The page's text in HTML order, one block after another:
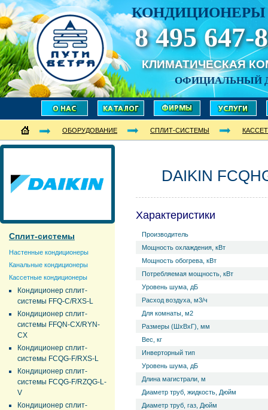
КОНДИЦИОНЕРЫ
8 495 647-
КЛИМАТИЧЕСКАЯ
ОФИЦИАЛЬНЫЙ
ОБОРУДОВАНИЕ СПЛИТ-СИСТЕМЫ
Сплит-системы
Настенные кондиционеры
Канальные кондиционеры
Кассетные кондиционеры
Кондиционер сплит-
системы FFQ-C/RXS-L
Кондиционер сплит-
системы FFQN-CX/RYN-
CX
Кондиционер сплит-
системы FCQG-F/RXS-L
Кондиционер сплит-
системы FCQG-F/RZQG-L-
V
Кондиционер сплит-
DAIKIN
Характеристики
Производитель
Мощность охлаждения, кВт
Мощность обогрева, кВт
Потребляемая мощность, кВт
Уровень ш­ума, дБ
Расход воздуха, м3/ч
Для комнаты, м2
Размеры (ШхВхГ), мм
Вес, кг
Инверторный тип
Уровень ш­ума, дБ
Длина магистрали, м
Диаметр труб, жидкость, Дюйм
Диаметр труб, газ, Дюйм